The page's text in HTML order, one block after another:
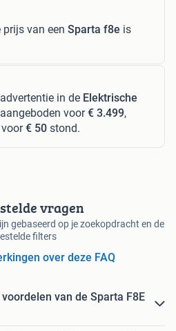
van een Sparta f8e is
advertentie in de Elektrische
voor€ 3.499,
€ 50 stond.
vragen
gebaseerd op je zoekopdracht en de
filters
over deze FAQ
van de Sparta F8E